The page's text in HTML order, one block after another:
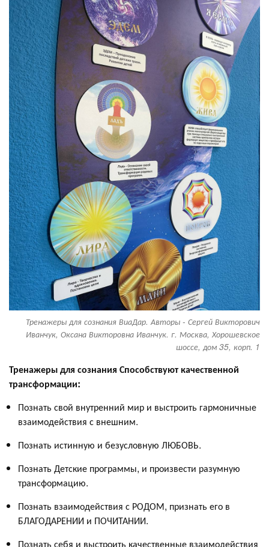
Тренажеры для сознания ВиаДар. Авторы - Сергей Викторович
Иванчук, Оксана Викторовна Иванчук. г. Москва, Хорошевское
шоссе, дом 35, корп. 1
Тренажеры для сознания Способствуют качественной
трансформации:
Познать свой внутренний мир и выстроить гармоничные
взаимодействия с внешним.
Познать истинную и безусловную ЛЮБОВЬ.
Познать Детские программы, и произвести разумную
трансформацию.
Познать взаимодействия с РОДОМ, признать его в
БЛАГОДАРЕНИИ и ПОЧИТАНИИ.
Познать себя и выстроить качественные взаимодействия